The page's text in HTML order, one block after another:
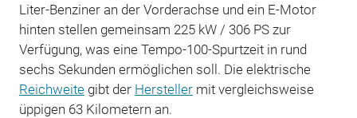
Liter-Benziner an der Vorderachse und ein E-Motor
hinten stellen gemeinsam 225 kW / 306 PS zur
Verfügung, was eine Tempo-100-Spurtzeit in rund
sechs Sekunden ermöglichen soll. Die elektrische
Reichweitegibt der Herstellermit vergleichsweise
üppigen 63 Kilometern an.